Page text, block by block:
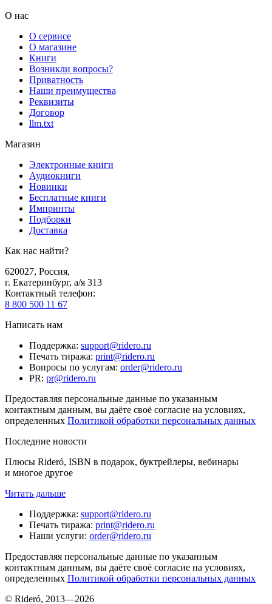
О нас
О сервисе
О магазине
Книги
Возникли вопросы?
Приватность
Наши преимущества
Реквизиты
Договор
llm.txt
Магазин
Электронные книги
Аудиокниги
Новинки
Бесплатные книги
Импринты
Подборки
Доставка
Как нас найти?
620027, Россия,
г. Екатеринбург, а/я 313
Контактный телефон:
8 800 500 11 67
Написать нам
Поддержка: support@ridero.ru
Печать тиража: print@ridero.ru
Вопросы по услугам: order@ridero.ru
PR: pr@ridero.ru
Предоставляя персональные данные по указанным
контактным данным, вы даёте своё согласие на условиях,
определенных Политикой обработки персональных данных
Последние новости
Плюсы Rideró, ISBN в подарок, буктрейлеры, вебинары
и многое другое
Читать дальше
Поддержка: support@ridero.ru
Печать тиража: print@ridero.ru
Наши услуги: order@ridero.ru
Предоставляя персональные данные по указанным
контактным данным, вы даёте своё согласие на условиях,
определенных Политикой обработки персональных данных
© Rideró, 2013—2026